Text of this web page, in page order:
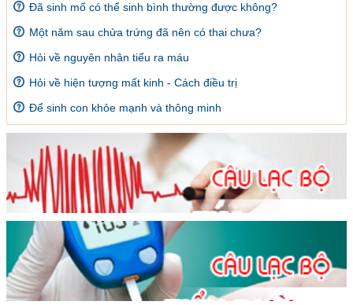
Đã sinh mổ có thể sinh bình thường được không?
Một năm sau chửa trứng đã nên có thai chưa?
Hỏi về nguyên nhân tiểu ra máu
Hỏi về hiện tượng mất kinh - Cách điều trị
Để sinh con khỏe mạnh và thông minh